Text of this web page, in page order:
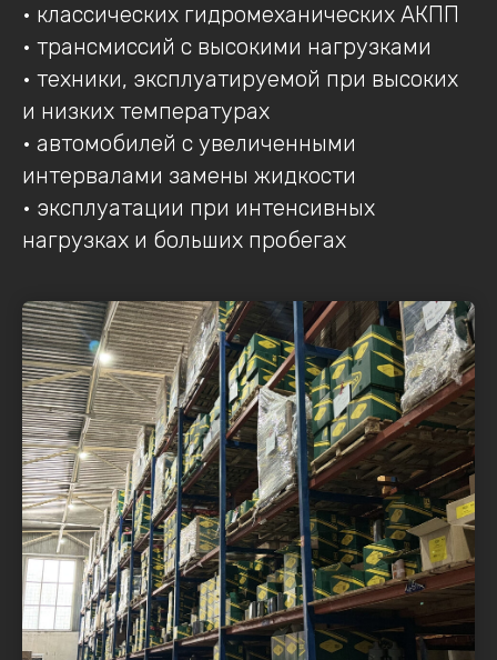
• классических гидромеханических АКПП
• трансмиссий с высокими нагрузками
• техники, эксплуатируемой при высоких
и низких температурах
• автомобилей с увеличенными
интервалами замены жидкости
• эксплуатации при интенсивных
нагрузках и больших пробегах